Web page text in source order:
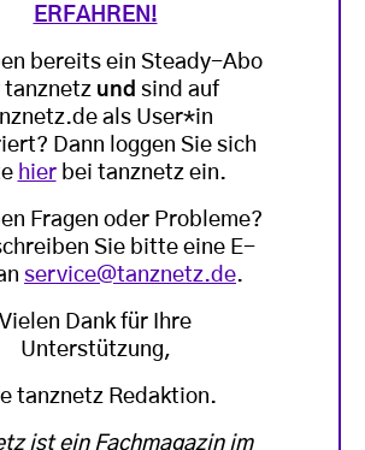
ERFAHREN!
bereits ein Steady-Abo
tanznetz und sind auf
als User*in
Dann loggen Sie sich
hierbei tanznetz ein.
Fragen oder Probleme?
Sie bitte eine E-
service@tanznetz.de.
Vielen Dank für Ihre
Unterstützung,
tanznetz Redaktion.
ist ein Fachmagazin im